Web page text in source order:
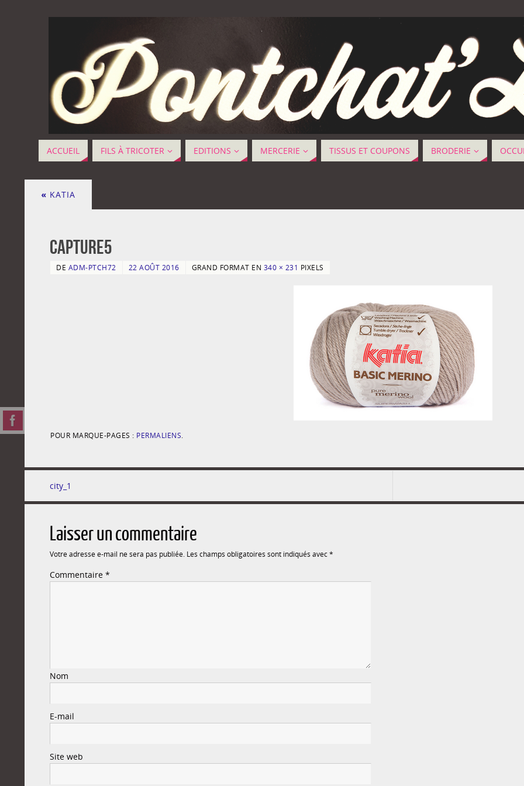
ACCUEIL FILS À TRICOTER EDITIONS MERCERIE TISSUS ET COUPONS BRODERIE
« KATIA
Capture5
DE ADM-PTCH72 22 AOÛT 2016 GRAND FORMAT EN 340 × 231 PIXELS
POUR MARQUE-PAGES : PERMALIENS
city_1
Laisser un commentaire
Votre adresse e-mail ne sera pas publiée. Les champs obligatoires sont indiqués avec*
Commentaire *
Nom
E-mail
Site web